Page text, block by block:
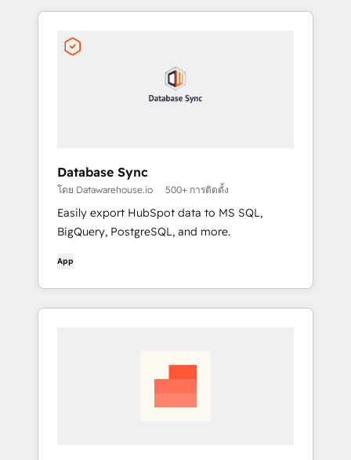
Database Sync
โดย Datawarehouse.io 500+ การติดตั้ง
Easily export HubSpot data to MS SQL,
BigQuery, PostgreSQL, and more.
App